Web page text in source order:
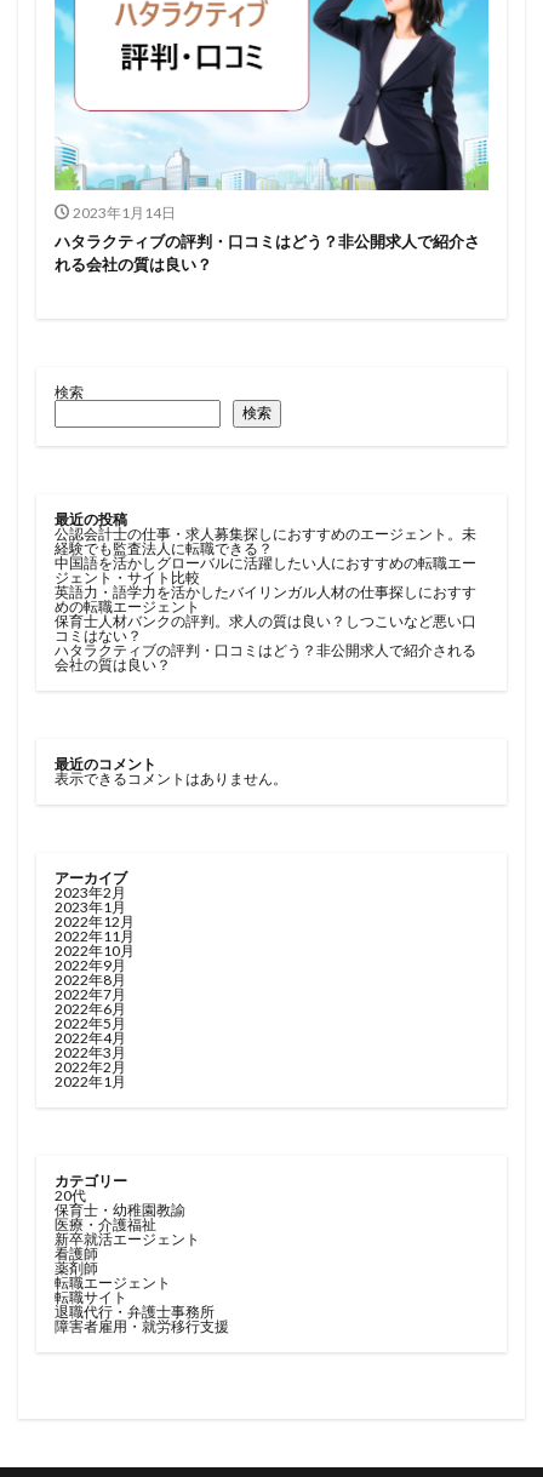
2023年1月14日
ハタラクティブの評判・口コミはどう？非公開求人で紹介さ
れる会社の質は良い？
検索
検索
最近の投稿
公認会計士の仕事・求人募集探しにおすすめのエージェント。未
経験でも監査法人に転職できる？
中国語を活かしグローバルに活躍したい人におすすめの転職エー
ジェント・サイト比較
英語力・語学力を活かしたバイリンガル人材の仕事探しにおすす
めの転職エージェント
保育士人材バンクの評判。求人の質は良い？しつこいなど悪い口
コミはない？
ハタラクティブの評判・口コミはどう？非公開求人で紹介される
会社の質は良い？
最近のコメント
表示できるコメントはありません。
アーカイブ
2023年2月
2023年1月
2022年12月
2022年11月
2022年10月
2022年9月
2022年8月
2022年7月
2022年6月
2022年5月
2022年4月
2022年3月
2022年2月
2022年1月
カテゴリー
20代
保育士・幼稚園教諭
医療・介護福祉
新卒就活エージェント
看護師
薬剤師
転職エージェント
転職サイト
退職代行・弁護士事務所
障害者雇用・就労移行支援